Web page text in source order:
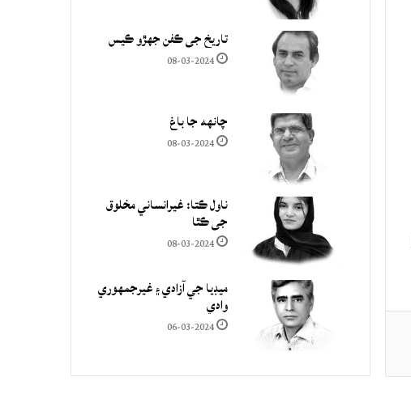
تاريخ جي ڪفن جھڙو ڪيس
08-03-2024
چانهه جا باغ
08-03-2024
ناول ڪتا: غيرانساني مخلوق
جي ڪٿا
08-03-2024
ميڊيا جي آزادي ۽ غيرجمھوري
وادي
06-03-2024